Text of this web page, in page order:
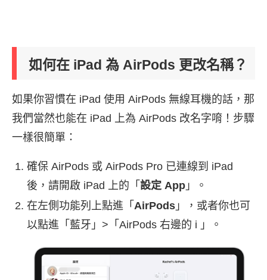
如何在 iPad 為 AirPods 更改名稱？
如果你習慣在 iPad 使用 AirPods 無線耳機的話，那
我們當然也能在 iPad 上為 AirPods 改名字唷！步驟
一樣很簡單：
確保 AirPods 或 AirPods Pro 已連線到 iPad
後，請開啟 iPad 上的「 設定 App 」。
在左側功能列上點進「 AirPods 」，或者你也可
以點進「藍牙」>「AirPods 右邊的 i 」。